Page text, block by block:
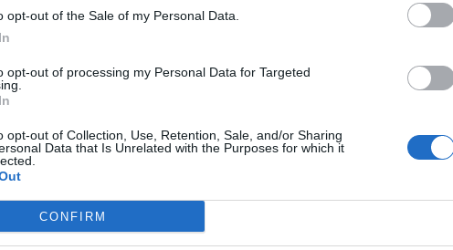
opt-out of the Sale of my Personal Data.
opt-out of processing my Personal Data for Targeted
opt-out of Collection, Use, Retention, Sale, and/or Sharing
Data that Is Unrelated with the Purposes for which it
CONFIRM
me Sinan Hoxhën.